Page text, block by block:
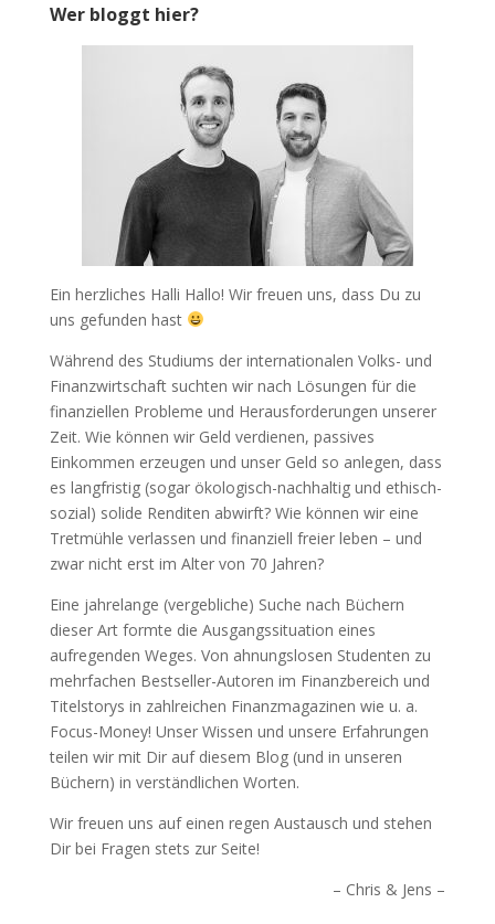
Wer bloggt hier?
Ein herzliches Halli Hallo! Wir freuen uns, dass Du zu
uns gefunden hast
Während des Studiums der internationalen Volks- und
Finanzwirtschaft suchten wir nach Lösungen für die
finanziellen Probleme und Herausforderungen unserer
Zeit. Wie können wir Geld verdienen, passives
Einkommen erzeugen und unser Geld so anlegen, dass
es langfristig (sogar ökologisch-nachhaltig und ethisch-
sozial) solide Renditen abwirft? Wie können wir eine
Tretmühle verlassen und finanziell freier leben – und
zwar nicht erst im Alter von 70 Jahren?
Eine jahrelange (vergebliche) Suche nach Büchern
dieser Art formte die Ausgangssituation eines
aufregenden Weges. Von ahnungslosen Studenten zu
mehrfachen Bestseller-Autoren im Finanzbereich und
Titelstorys in zahlreichen Finanzmagazinen wie u. a.
Focus-Money! Unser Wissen und unsere Erfahrungen
teilen wir mit Dir auf diesem Blog (und in unseren
Büchern) in verständlichen Worten.
Wir freuen uns auf einen regen Austausch und stehen
Dir bei Fragen stets zur Seite!
– Chris & Jens –